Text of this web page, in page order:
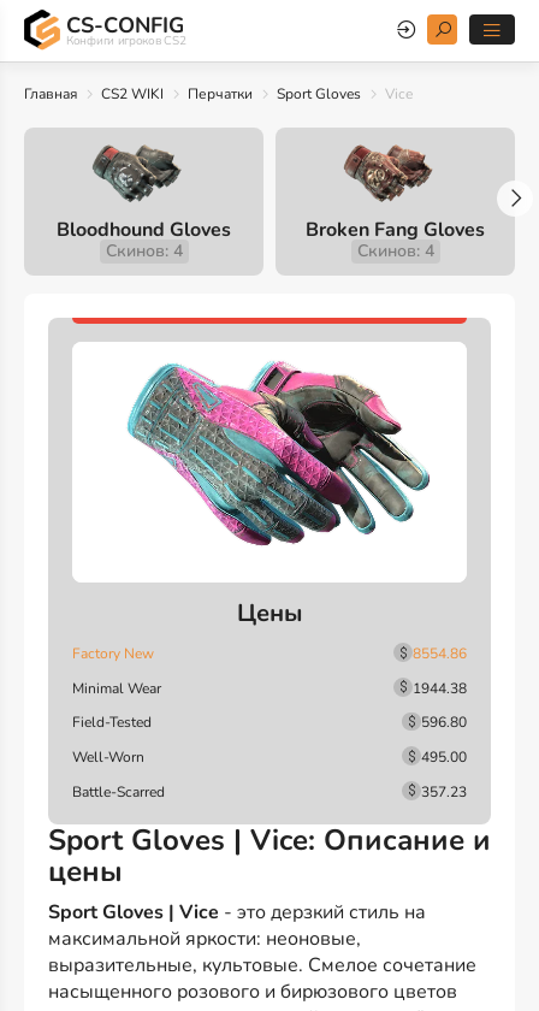
CS-CONFIG
Конфиги игроков CS2
Главная CS2 WIKI Перчатки Sport Gloves Vice
Bloodhound Gloves
Скинов: 4
Broken Fang Gloves
Скинов: 4
Цены
Factory New
8554.86
Minimal Wear
1944.38
Field-Tested
596.80
Well-Worn
495.00
Battle-Scarred
357.23
Sport Gloves | Vice: Описание и
цены
Sport Gloves | Vice - это дерзкий стиль на
максимальной яркости: неоновые,
выразительные, культовые. Смелое сочетание
насыщенного розового и бирюзового цветов